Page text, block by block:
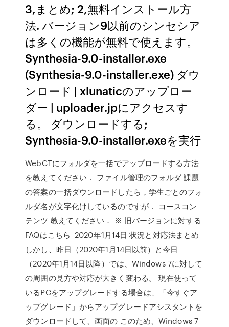
3,まとめ; 2,無料インストール方
法. バージョン9以前のシンセシア
は多くの機能が無料で使えます。
Synthesia-9.0-installer.exe
(Synthesia-9.0-installer.exe) ダウ
ンロード | xlunaticのアップロー
ダー | uploader.jpにアクセスす
る。 ダウンロードする;
Synthesia-9.0-installer.exeを実行
WebCTにフォルダを一括でアップロードする方法
を教えてください． ファイル管理のフォルダ 課題
の答案の一括ダウンロードしたら，学生ごとのフォ
ルダ名が文字化けしているのですが． コースコン
テンツ 教えてください． ※ 旧バージョンに対する
FAQはこちら 2020年1月14日 状況と対応法まとめ
しかし、昨日（2020年1月14日以前）と今日
（2020年1月14日以降）では、Windows 7に対して
の周囲の見方や対応が大きく変わる。 現在使って
いるPCをアップグレードする場合は、「今すぐア
ップグレード」からアップグレードアシスタントを
ダウンロードして、画面の このため、Windows 7